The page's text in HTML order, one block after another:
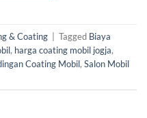
& Coating | Tagged Biaya
, harga coating mobil jogja,
Coating Mobil, Salon Mobil